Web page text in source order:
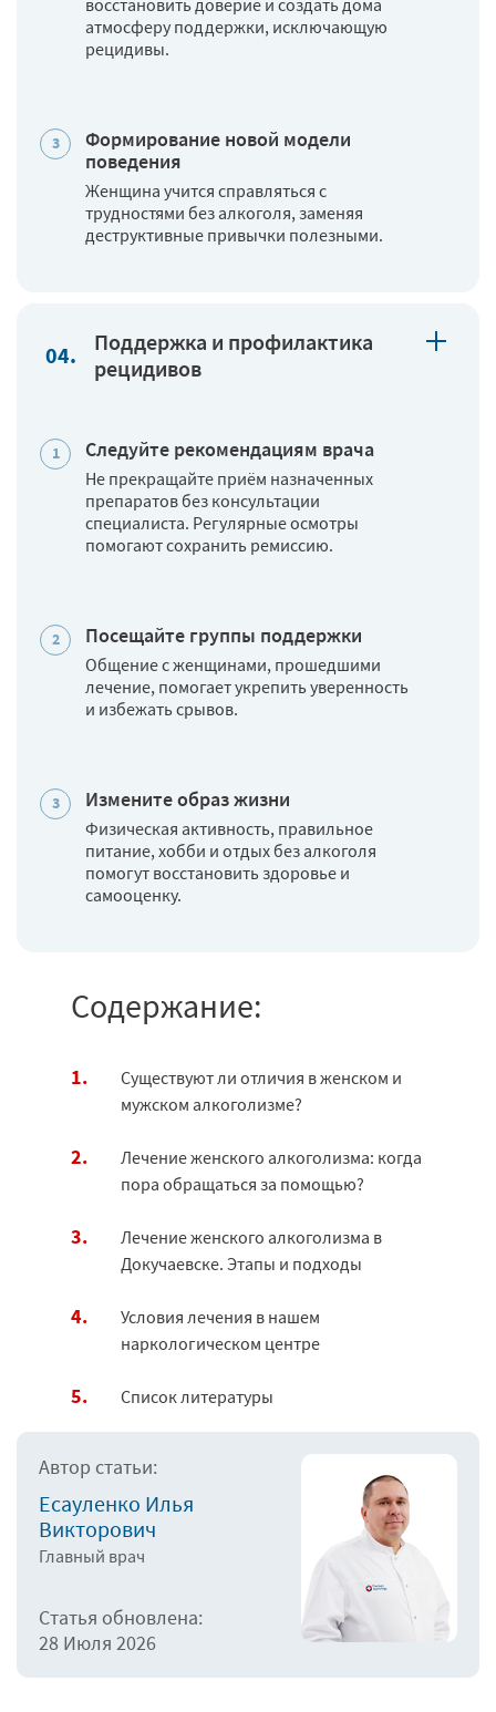
атмосферу поддержки, исключающую
рецидивы.
Формирование новой модели
поведения
Женщина учится справляться с
трудностями без алкоголя, заменяя
деструктивные привычки полезными.
Поддержка и профилактика
рецидивов
Следуйте рекомендациям врача
Не прекращайте приём назначенных
препаратов без консультации
специалиста. Регулярные осмотры
помогают сохранить ремиссию.
Посещайте группы поддержки
Общение с женщинами, прошедшими
лечение, помогает укрепить уверенность
и избежать срывов.
Измените образ жизни
Физическая активность, правильное
питание, хобби и отдых без алкоголя
помогут восстановить здоровье и
самооценку.
Содержание:
Существуют ли отличия в женском и
мужском алкоголизме?
Лечение женского алкоголизма: когда
пора обращаться за помощью?
Лечение женского алкоголизма в
Докучаевске. Этапы и подходы
Условия лечения в нашем
наркологическом центре
Список литературы
Автор статьи:
Есауленко Илья
Викторович
Главный врач
Статья обновлена:
28 Июля 2026